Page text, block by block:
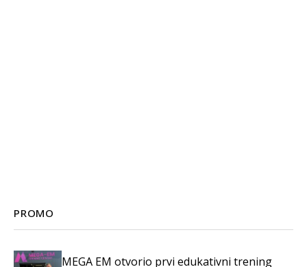
PROMO
MEGA EM otvorio prvi edukativni trening